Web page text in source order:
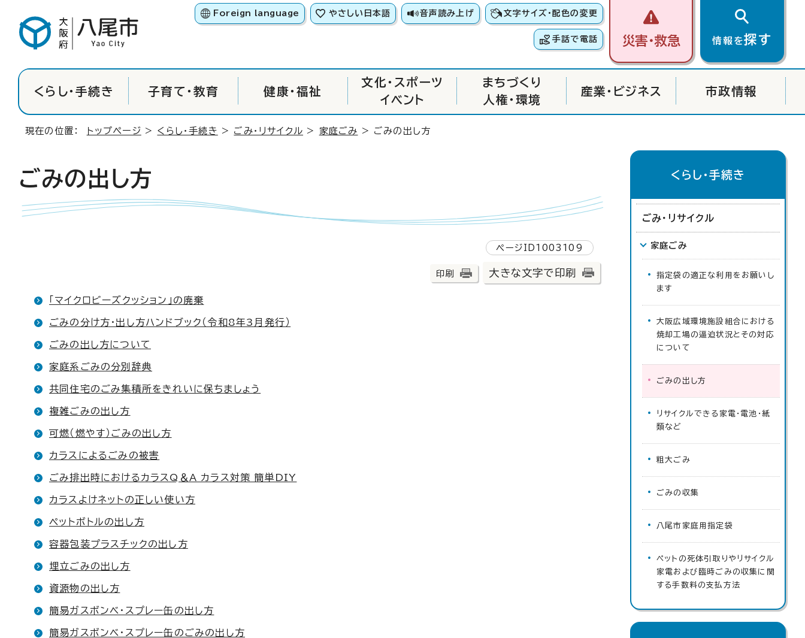
Foreign language やさしい日本語 音声読み上げ 文字サイズ・配色の変更
手話で電話 災害・救急 情報を探す
くらし・手続き 子育て・教育 健康・福祉
文化・スポーツ
イベント
まちづくり
人権・環境
産業・ビジネス 市政情報
現在の位置： トップページ > くらし・手続き > ごみ・リサイクル > 家庭ごみ > ごみの出し方
ごみの出し方
ページID1003109
印刷 大きな文字で印刷
「マイクロビーズクッション」の廃棄
ごみの分け方・出し方ハンドブック（令和8年3月発行）
ごみの出し方について
家庭系ごみの分別辞典
共同住宅のごみ集積所をきれいに保ちましょう
複雑ごみの出し方
可燃（燃やす）ごみの出し方
カラスによるごみの被害
ごみ排出時におけるカラスQ＆A カラス対策 簡単DIY
カラスよけネットの正しい使い方
ペットボトルの出し方
容器包装プラスチックの出し方
埋立ごみの出し方
資源物の出し方
簡易ガスボンベ・スプレー缶の出し方
簡易ガスボンベ・スプレー缶のごみの出し方
くらし・手続き
ごみ・リサイクル
家庭ごみ
指定袋の適正な利用をお願いし
ます
大阪広域環境施設組合における
焼却工場の逼迫状況とその対応
について
ごみの出し方
リサイクルできる家電・電池・紙
類など
粗大ごみ
ごみの収集
八尾市家庭用指定袋
ペットの死体引取りやリサイクル
家電および臨時ごみの収集に関
する手数料の支払方法